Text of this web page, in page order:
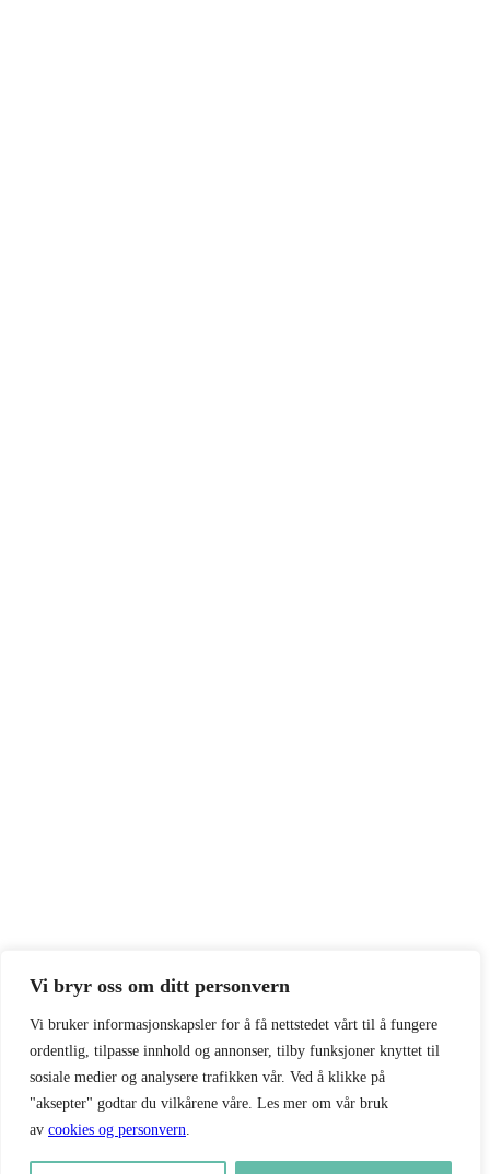
Vi bryr oss om ditt personvern
Vi bruker informasjonskapsler for å få nettstedet vårt til å fungere
ordentlig, tilpasse innhold og annonser, tilby funksjoner knyttet til
sosiale medier og analysere trafikken vår. Ved å klikke på
"aksepter" godtar du vilkårene våre. Les mer om vår bruk
av cookies og personvern.